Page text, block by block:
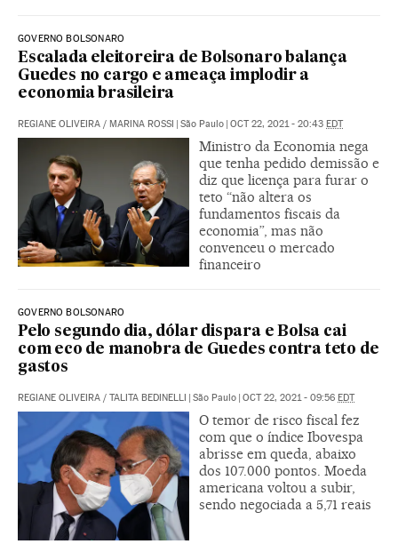
GOVERNO BOLSONARO
Escalada eleitoreira de Bolsonaro balança
Guedes no cargo e ameaça implodir a
economia brasileira
REGIANE OLIVEIRA / MARINA ROSSI | São Paulo | OCT 22, 2021 - 20:43 EDT
Ministro da Economia nega
que tenha pedido demissão e
diz que licença para furar o
teto “não altera os
fundamentos fiscais da
economia”, mas não
convenceu o mercado
financeiro
GOVERNO BOLSONARO
Pelo segundo dia, dólar dispara e Bolsa cai
com eco de manobra de Guedes contra teto de
gastos
REGIANE OLIVEIRA / TALITA BEDINELLI | São Paulo | OCT 22, 2021 - 09:56 EDT
O temor de risco fiscal fez
com que o índice Ibovespa
abrisse em queda, abaixo
dos 107.000 pontos. Moeda
americana voltou a subir,
sendo negociada a 5,71 reais